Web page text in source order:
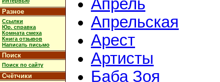
Разное
Ссылки
Юр. справка
Комната смеха
Книга отзывов
Написать письмо
Поиск
Поиск по сайту
Счётчики
Апрель
Апрельская
Арест
Артисты
Баба Зоя